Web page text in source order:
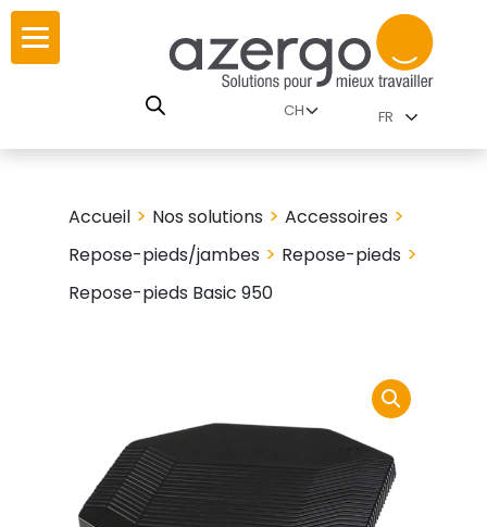
Skip
content
par famille
familles
solutions...
FR
Accueil > Nos solutions >Accessoires >
Repose-pieds/jambes > Repose-pieds >
Repose-pieds Basic 950